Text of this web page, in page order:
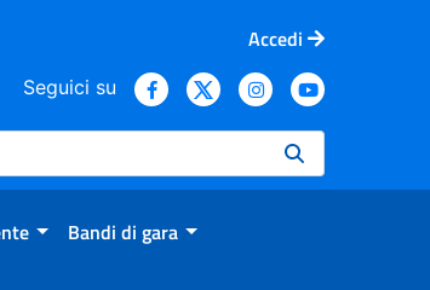
Accedi
Seguici su
Bandi di gara